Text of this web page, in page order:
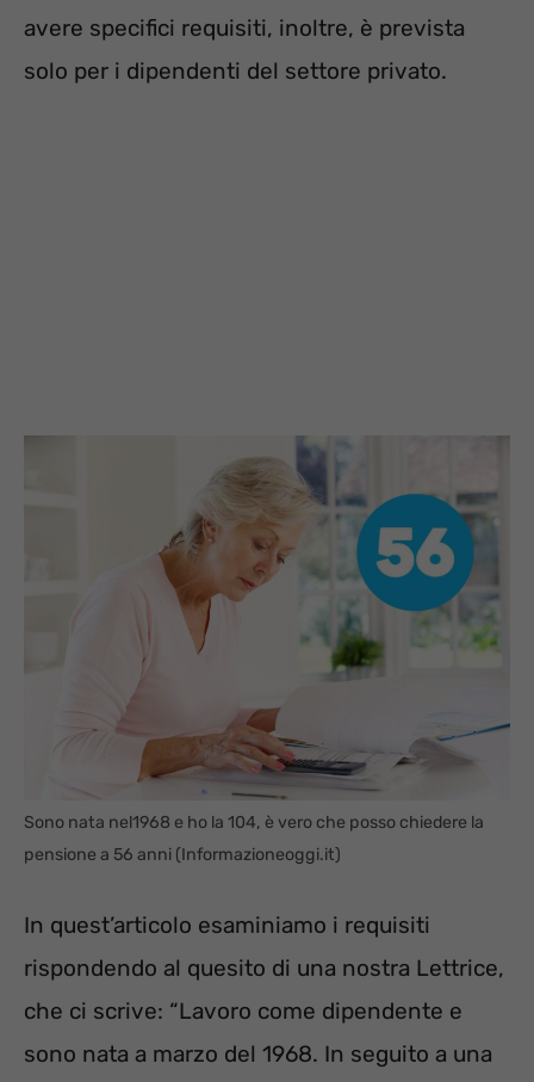
avere specifici requisiti, inoltre, è prevista
solo per i dipendenti del settore privato.
Sono nata nel1968 e ho la 104, è vero che posso chiedere la
pensione a 56 anni (Informazioneoggi.it)
In quest’articolo esaminiamo i requisiti
rispondendo al quesito di una nostra Lettrice,
che ci scrive: “Lavoro come dipendente e
sono nata a marzo del 1968. In seguito a una